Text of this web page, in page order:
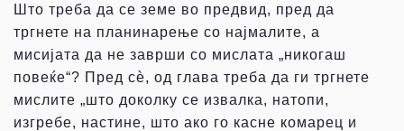
Што треба да се земе во предвид, пред да
тргнете на планинарење со најмалите, а
мисијата да не заврши со мислата „никогаш
повеќе“? Пред сѐ, од глава треба да ги тргнете
мислите „што доколку се извалка, натопи,
изгребе, настине, што ако го касне комарец и